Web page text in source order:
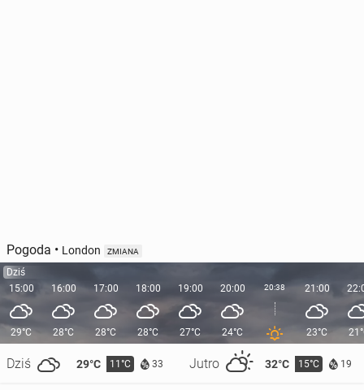
Pogoda • London ZMIANA
Dziś
15:00
29°C
Dziś 29°C 11°C 33 Jutro 32°C 15°C 19
16:00
28°C
17:00
28°C
18:00
28°C
19:00
27°C
20:00
24°C
20:38 21:00
23°C